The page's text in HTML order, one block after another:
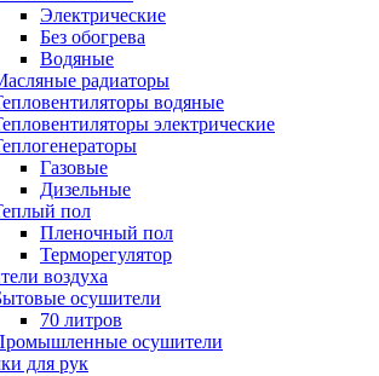
Электрические
Без обогрева
Водяные
радиаторы
водяные
электрические
Газовые
Дизельные
пол
Пленочный пол
Терморегулятор
воздуха
осушители
70 литров
осушители
для рук